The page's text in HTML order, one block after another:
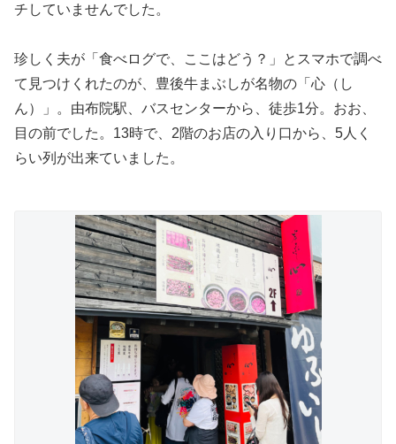
チしていませんでした。
珍しく夫が「食べログで、ここはどう？」とスマホで調べ
て見つけくれたのが、豊後牛まぶしが名物の「心（し
ん）」。由布院駅、バスセンターから、徒歩1分。おお、
目の前でした。13時で、2階のお店の入り口から、5人く
らい列が出来ていました。